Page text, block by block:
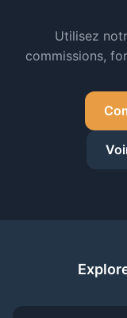
Utilisez
commissions,